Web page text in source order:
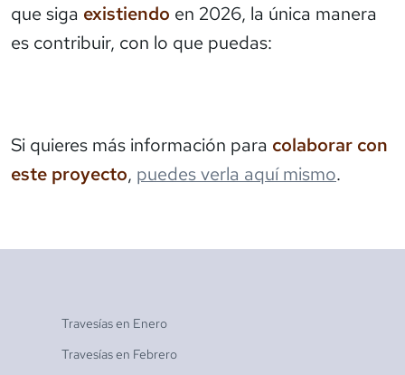
que siga existiendo en 2026, la única manera
es contribuir, con lo que puedas:
Si quieres más información para colaborar con
este proyecto, puedes verla aquí mismo.
Travesías en Enero
Travesías en Febrero